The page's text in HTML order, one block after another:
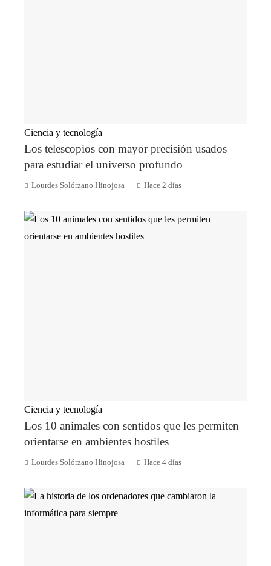
Ciencia y tecnología
Los telescopios con mayor precisión usados
para estudiar el universo profundo
Lourdes Solórzano Hinojosa Hace 2 días
Ciencia y tecnología
Los 10 animales con sentidos que les permiten
orientarse en ambientes hostiles
Lourdes Solórzano Hinojosa Hace 4 días